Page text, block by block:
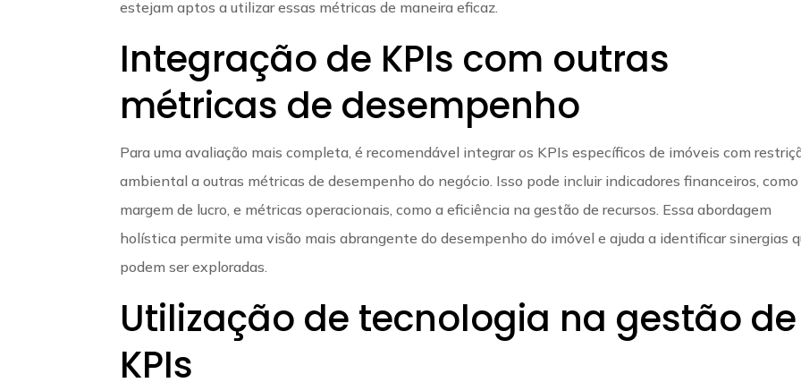
estejam aptos a utilizar essas métricas de maneira eficaz.
Integração de KPIs com outras
métricas de desempenho
Para uma avaliação mais completa, é recomendável integrar os KPIs específicos de imóveis com
ambiental a outras métricas de desempenho do negócio. Isso pode incluir indicadores financeiros, como
margem de lucro, e métricas operacionais, como a eficiência na gestão de recursos. Essa abordagem
holística permite uma visão mais abrangente do desempenho do imóvel e ajuda a identificar sinergias
podem ser exploradas.
Utilização de tecnologia na gestão de
KPIs